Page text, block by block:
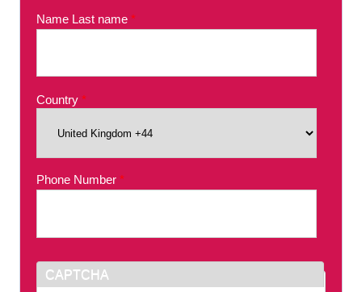
Name Last name *
Country *
Phone Number *
CAPTCHA